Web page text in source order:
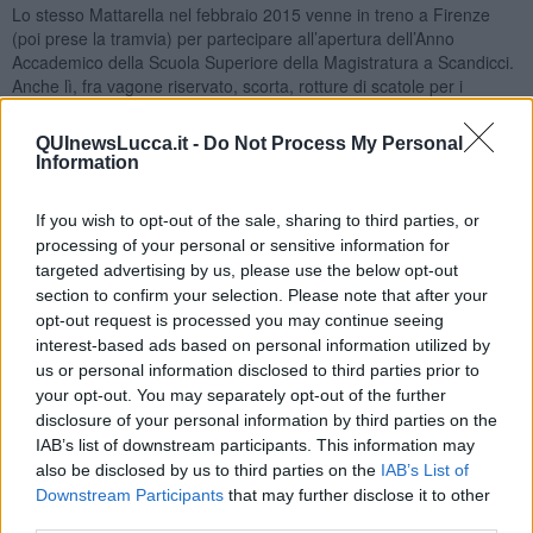
QUInewsLucca.it - Do Not Process My Personal
Information
If you wish to opt-out of the sale, sharing to third parties, or
processing of your personal or sensitive information for
targeted advertising by us, please use the below opt-out
section to confirm your selection. Please note that after your
opt-out request is processed you may continue seeing
interest-based ads based on personal information utilized by
us or personal information disclosed to third parties prior to
your opt-out. You may separately opt-out of the further
disclosure of your personal information by third parties on the
IAB’s list of downstream participants. This information may
also be disclosed by us to third parties on the IAB’s List of
Downstream Participants that may further disclose it to other
Lo stesso Mattarella nel febbraio 2015 venne in treno a Firenze
(poi prese la tramvia) per partecipare all’apertura dell’Anno
Accademico della Scuola Superiore della Magistratura a Scandicci.
Anche lì, fra vagone riservato, scorta, rotture di scatole per i
con un F35.
Sulla sicurezza c’è poco da scherzare, di morti in attentati ne
Marco Damilano(Un atomo di verità – Aldo Moro e la fine della
politica in Italia, Feltrinelli 2018) che parla di Moro, di cosa ha
rappresentato per l’Italia e di quello che è successo prima, durante
e dopo il 16 marzo 1978, il giorno del suo rapimento, la strage di
Via Fani. Come vedeva la politica, come era già allora, come
sarebbe diventata successivamente fino ai giorni nostri.
Quel 16 marzo che ricordiamo in diversi fu l’inizio della fine di una
possibilità. E accadde anche perché la sicurezza non era ancora
adeguata a quello che sarebbe potuto succedere e purtroppo
successe. Un’auto non blindata, un percorso sempre uguale giorno
dopo giorno, solo 5 persone di scorta, tutte trucidate.
La sicurezza è importante, nelle nostre città, per noi e per chi ci
rappresenta, anche se a volte non è quello che voteremmo. Poterla